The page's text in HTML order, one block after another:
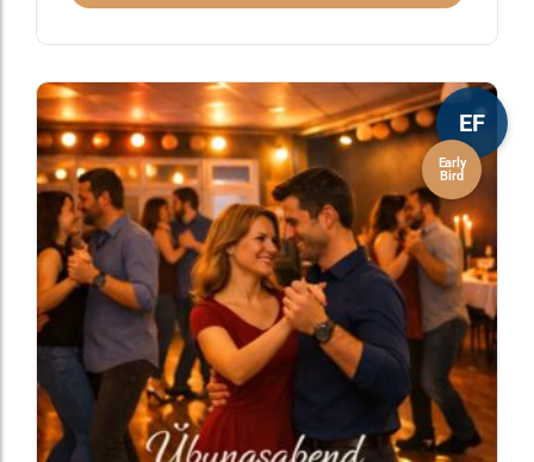
EF
Early
Bird